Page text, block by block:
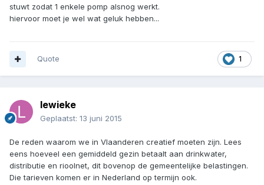
stuwt zodat 1 enkele pomp alsnog werkt.
hiervoor moet je wel wat geluk hebben...
1
Quote
lewieke
Geplaatst: 13 juni 2015
De reden waarom we in Vlaanderen creatief moeten zijn. Lees
eens hoeveel een gemiddeld gezin betaalt aan drinkwater,
distributie en rioolnet, dit bovenop de gemeentelijke belastingen.
Die tarieven komen er in Nederland op termijn ook.